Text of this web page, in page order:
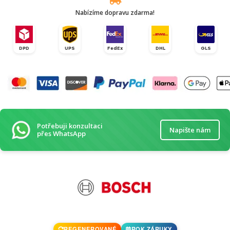
Nabízíme dopravu zdarma!
DPD UPS FedEx DHL GLS
Potřebuji konzultaci
přes WhatsApp
Napište nám